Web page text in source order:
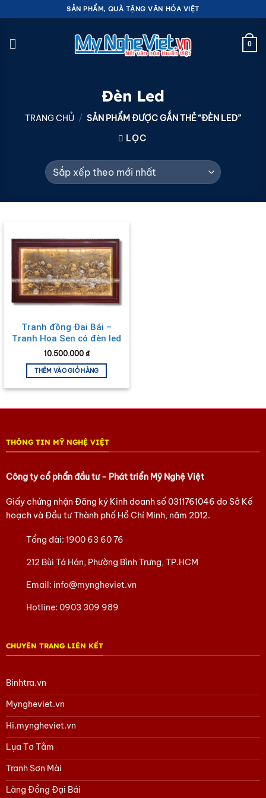
qua
dung
SẢN PHẨM, QUÀ TẶNG VĂN HÓA VIỆT
0
Đèn Led
TRANG CHỦ / SẢN PHẨM ĐƯỢC GẮN THẺ “ĐÈN LED”
LỌC
Tranh đồng Đại Bái –
Tranh Hoa Sen có đèn led
TD10127
10.500.000 ₫
THÊM VÀO GIỎ HÀNG
THÔNG TIN MỸ NGHỆ VIỆT
Công ty cổ phẩn đầu tư - Phát triển Mỹ Nghệ Việt
Giấy chứng nhận Đăng ký Kinh doanh số0311761046 do Sở Kế
hoạch và Đầu tư Thành phố Hồ Chí Minh, năm 2012.
Tổng đài:1900 63 60 76
212 Bùi Tá Hán, Phường Bình Trưng, TP.HCM
Email: info@myngheviet.vn
Hotline:0903 309 989
CHUYÊN TRANG LIÊN KẾT
Binhtra.vn
Myngheviet.vn
Hi.myngheviet.vn
Lụa Tơ Tằm
Tranh Sơn Mài
Làng Đồng Đại Bái